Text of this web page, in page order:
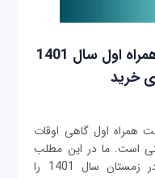
معرفی بهترین بسته‌ اینترنت همراه اول سال 1401
خرید
همراه اول گاهی اوقات
است. ما در این مطلب
تمام بسته‌های اینترنت همراه اول در زمستان سال 1401 را